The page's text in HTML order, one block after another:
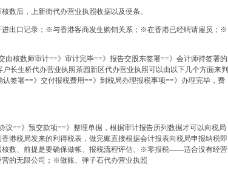
数后， 上新街代办营业执照收据以及便条。
进出口记录；※与香港客商发生购销关系；※在香港已经聘请雇员；※
由核数师审计==》审计完毕==》报告交股东签署==》会计师持签署的
长生桥代办营业执照茶园新区代办营业执照可以由以下几个方面来判
签署==》交付报税费用==》到税局办理报税事项==》办理完毕，费
议==》预交款项==》整理单据，根据审计报告所列数据才可以向税局
港税局发来的利得税表，做完账直接根据会计报表向税局申报纳税即
数、 前提是要确保做帐、报税流程评估、※零报税——适合没有经营
的无限公司；※做账、弹子石代办营业执照